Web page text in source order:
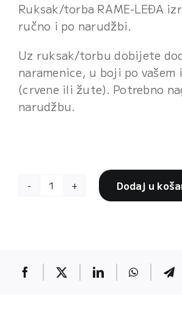
Ruksak/torba RAME-LEĐA
ručno i po narudžbi.
Uz ruksak/torbu dobijete
naramenice, u boji po vašem
(crvene ili žute). Potrebno
narudžbu.
Ruksak/torbaDodaj u